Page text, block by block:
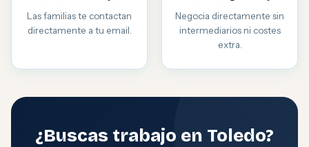
Las familias te contactan
directamente a tu email.
Negocia directamente sin
intermediarios ni costes
extra.
¿Buscas trabajo en Toledo?